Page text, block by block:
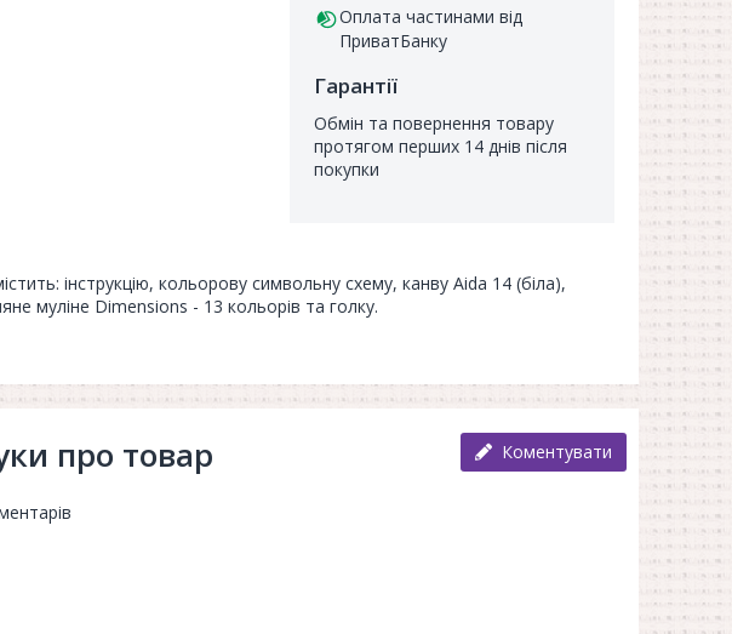
Оплата частинами від
ПриватБанку
Гарантії
Обмін та повернення товару
протягом перших 14 днів після
покупки
інструкцію, кольорову символьну схему, канву Aida 14 (біла),
муліне Dimensions - 13 кольорів та голку.
про товар Коментувати